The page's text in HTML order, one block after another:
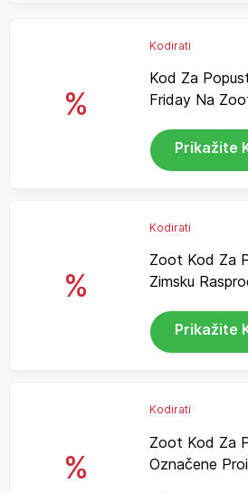
%
Kodirati
Kod Za
Friday Na
Prikažite
%
Kodirati
Zoot Kod Za
Zimsku
Prikažite
%
Kodirati
Zoot Kod Za
Označene